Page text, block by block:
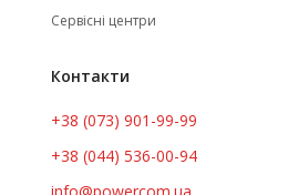
Сервісні центри
Контакти
+38 (073) 901-99-99
+38 (044) 536-00-94